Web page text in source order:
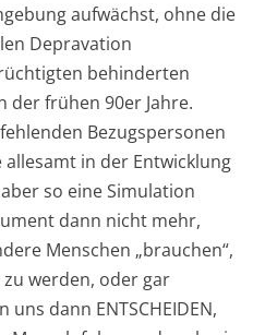
aufwächst, ohne die
Depravation
behinderten
der frühen 90er Jahre.
Bezugspersonen
in der Entwicklung
so eine Simulation
dann nicht mehr,
Menschen „brauchen“,
werden, oder gar
dann ENTSCHEIDEN,